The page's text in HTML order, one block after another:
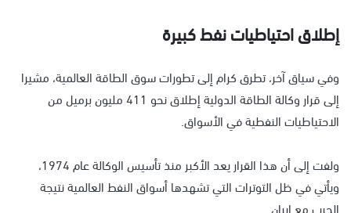
إطلاق احتياطيات نفط كبيرة
وفي سياق آخر، تطرق كرام إلى تطورات سوق الطاقة العالمية، مشيرا
إلى قرار وكالة الطاقة الدولية إطلاق نحو 411 مليون برميل من
الاحتياطيات النفطية في الأسواق.
ولفت إلى أن هذا القرار يعد الأكبر منذ تأسيس الوكالة عام 1974،
ويأتي في ظل التوترات التي تشهدها أسواق النفط العالمية نتيجة
الحرب مع إيران.